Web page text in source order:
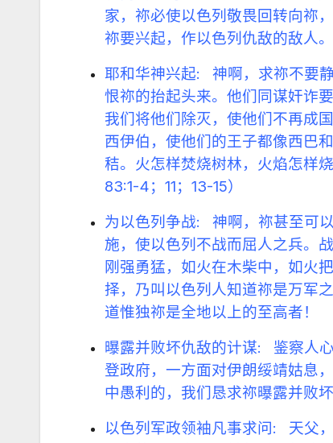
家，祢必使以色列敬畏回转向祢
祢要兴起，作以色列仇敌的敌人。
耶和华神兴起: 神啊，求祢不要
恨祢的抬起头来。他们同谋奸诈
我们将他们除灭，使他们不再成
西伊伯，使他们的王子都像西巴
秸。火怎样焚烧树林，火焰怎样
83:1-4；11；13-15）
为以色列争战: 神啊，祢甚至可
施，使以色列不战而屈人之兵。
刚强勇猛，如火在木柴中，如火
择，乃叫以色列人知道祢是万军
道惟独祢是全地以上的至高者！
曝露并败坏仇敌的计谋: 鉴察人
登政府，一方面对伊朗绥靖姑息
中愚利的，我们恳求祢曝露并败坏
以色列军政领袖凡事求问: 天父